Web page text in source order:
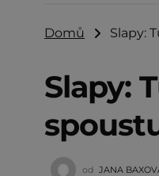
Domů Slapy:
Slapy:
od JANA